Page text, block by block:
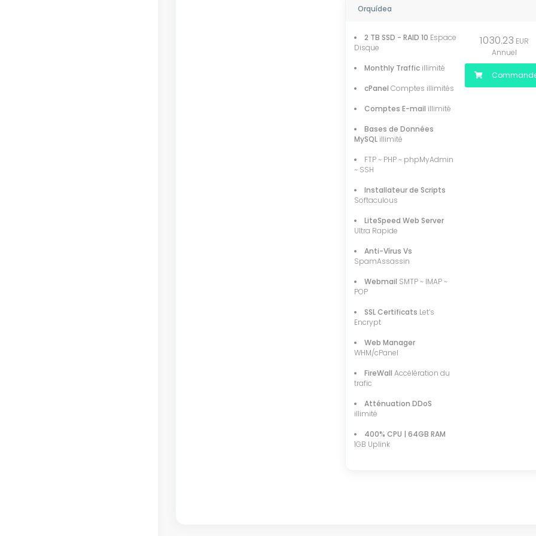
Orquídea
2 TB SSD - RAID 10 Espace
Disque
Monthly Traffic illimité
cPanel Comptes illimités
Comptes E-mail illimité
Bases de Données
MySQLillimité
FTP ~ PHP ~ phpMyAdmin
~ SSH
Installateur de Scripts
Softaculous
LiteSpeed Web Server
Ultra Rapide
Anti-Vírus Vs
SpamAssassin
Webmail SMTP ~ IMAP ~
POP
SSL Certificats Let‘s
Encrypt
Web Manager
WHM/cPanel
FireWall Accélération du
trafic
Atténuation DDoS
illimité
400% CPU | 64GB RAM
1GB Uplink
1030.23 EUR
Annuel